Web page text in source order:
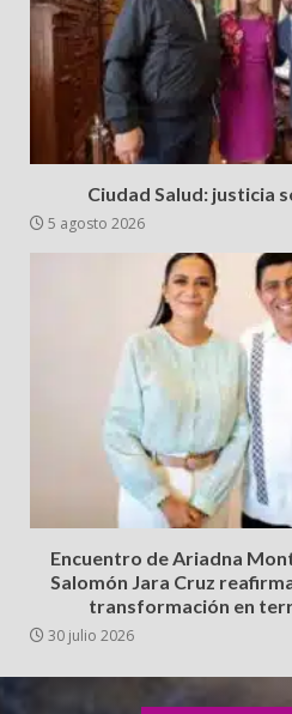
Ciudad Salud: justicia
5 agosto 2026
Encuentro de Ariadna
Salomón Jara Cruz
transformación en
30 julio 2026